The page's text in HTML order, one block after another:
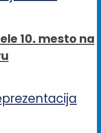
10. mesto na